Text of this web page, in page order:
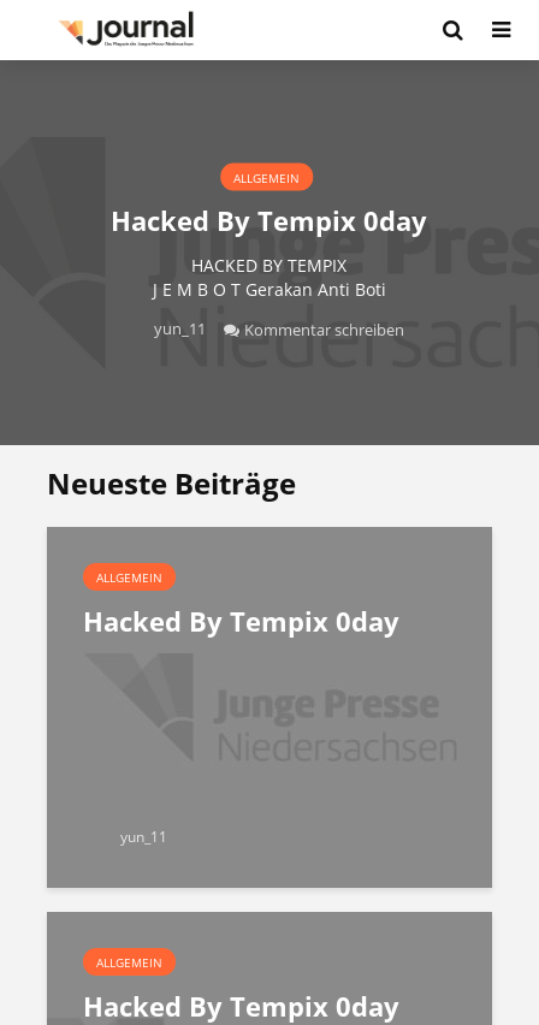
ALLGEMEIN
Hacked By Tempix 0day
HACKED BY TEMPIX
J E M B O T Gerakan Anti Boti
yun_11 Kommentar schreiben
Neueste Beiträge
ALLGEMEIN
Hacked By Tempix 0day
yun_11
ALLGEMEIN
Hacked By Tempix 0day